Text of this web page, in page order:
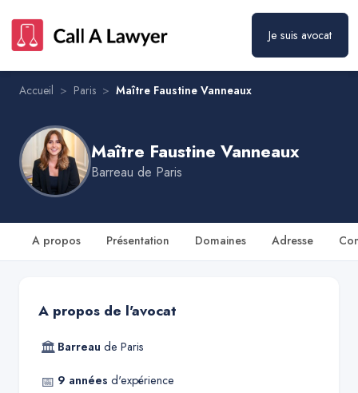
Je suis avocat
Maître Faustine Vanneaux
Accueil > Paris > Maître Faustine Vanneaux
Maître Faustine Vanneaux
Barreau de Paris
A propos Présentation Domaines Adresse
A propos de l'avocat
🏛 Barreau de Paris
📅 9 années d'expérience